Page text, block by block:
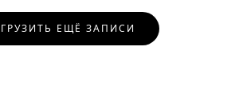
ЕЩЁ ЗАПИСИ